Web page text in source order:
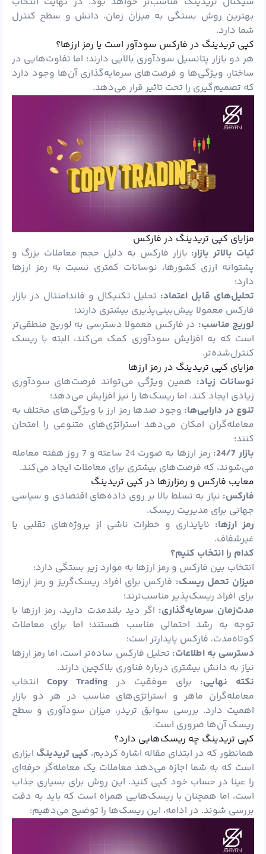
بهترین روش بستگی به میزان زمان، دانش و سطح کنترل
شما دارد.
کپی تریدینگ در فارکس سودآور است یا رمز ارزها؟
هر دو بازار پتانسیل سودآوری بالایی دارند؛ اما تفاوت‌هایی در
ساختار، ویژگی‌ها و فرصت‌های سرمایه‌گذاری آن‌ها وجود دارد
که تصمیم‌گیری را تحت تاثیر قرار می‌دهد.
مزایای کپی تریدینگ در فارکس
ثبات بالاتر بازار: بازار فارکس به دلیل حجم معاملات بزرگ و
پشتوانه ارزی کشورها، نوسانات کمتری نسبت به رمز ارزها
دارد؛
تحلیل‌های قابل اعتماد: تحلیل تکنیکال و فاندامنتال در بازار
فارکس معمولا پیش‌بینی‌پذیری بیشتری دارند؛
لوریج مناسب: در فارکس معمولا دسترسی به لوریج منطقی‌تر
است که به افزایش سودآوری کمک می‌کند، البته با ریسک
کنترل‌شده‌تر.
مزایای کپی تریدینگ در رمز ارزها
نوسانات زیاد: همین ویژگی می‌تواند فرصت‌های سودآوری
زیادی ایجاد کند، اما ریسک‌ها را نیز افزایش می‌دهد؛
تنوع در دارایی‌ها: وجود صدها رمز ارز با ویژگی‌های مختلف به
معامله‌گران امکان می‌دهد استراتژی‌های متنوعی را امتحان
کنند؛
بازار 24/7:
رمز ارزها به صورت 24 ساعته و 7 روز هفته معامله
می‌شوند، که فرصت‌های بیشتری برای معاملات ایجاد می‌کند.
معایب فارکس و رمزارزها در کپی تریدینگ
فارکس: نیاز به تسلط بالا بر روی داده‌های اقتصادی و سیاسی
جهانی برای مدیریت ریسک.
رمز ارزها: ناپایداری و خطرات ناشی از پروژه‌های تقلبی یا
غیرشفاف.
کدام را انتخاب کنیم؟
انتخاب بین فارکس و رمز ارزها به موارد زیر بستگی دارد:
میزان تحمل ریسک: فارکس برای افراد ریسک‌گریز و رمز ارزها
برای افراد ریسک‌پذیر مناسب‌ترند؛
مدت‌زمان سرمایه‌گذاری: اگر دید بلندمدت دارید، رمز ارزها با
توجه به رشد احتمالی مناسب هستند؛ اما برای معاملات
کوتاه‌مدت، فارکس پایدارتر است؛
دسترسی به اطلاعات: تحلیل فارکس ساده‌تر است، اما رمز ارزها
نیاز به دانش بیشتری درباره فناوری بلاکچین دارند.
نکته نهایی: برای موفقیت در
انتخاب
معامله‌گران ماهر و استراتژی‌های مناسب در هر دو بازار
اهمیت دارد. بررسی سوابق تریدر، میزان سودآوری و سطح
ریسک آن‌ها ضروری است.
کپی تریدینگ چه ریسک‌هایی دارد؟
همانطور که در ابتدای مقاله اشاره کردیم، کپی تریدینگ ابزاری
است که به شما اجازه می‌دهد معاملات یک معامله‌گر حرفه‌ای
را عینا در حساب خود کپی کنید. این روش برای بسیاری جذاب
است، اما همچنان با ریسک‌هایی همراه است که باید به دقت
بررسی شوند. در ادامه، این ریسک‌ها را توضیح می‌دهیم: